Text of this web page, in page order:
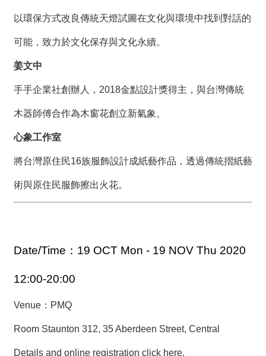
以環保方式改良傳統天燈試圖在文化與環境中找到對話的
可能，致力於文化保存與文化永續。
姜文中
手手企業社創辦人，2018金點設計獎得主，與台灣傳統
木器師傅合作為木窗花創立新氣象。
心象工作室
將台灣原住民16族服飾設計成紙藝作品，透過傳統摺紙藝
術與原住民服飾擦出火花。
Date/Time：19 OCT Mon - 19 NOV Thu 2020
12:00-20:00
Venue： PMQ
Room Staunton 312, 35 Aberdeen Street, Central
Details and online registration click here.